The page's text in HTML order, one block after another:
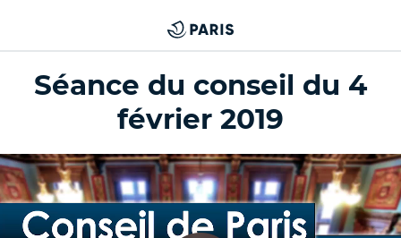
Séance du conseil du 4
février 2019